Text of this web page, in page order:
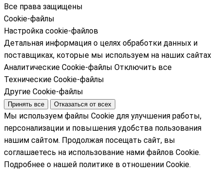
Все права защищены
Cookie-файлы
Настройка cookie-файлов
Детальная информация о целях обработки данных и
поставщиках, которые мы используем на наших сайтах
Аналитические Cookie-файлы Отключить все
Технические Cookie-файлы
Другие Cookie-файлы
Принять все Отказаться от всех
Мы используем файлы Cookie для улучшения работы,
персонализации и повышения удобства пользования
нашим сайтом. Продолжая посещать сайт, вы
соглашаетесь на использование нами файлов Cookie.
Подробнее о нашей политике в отношении Cookie.